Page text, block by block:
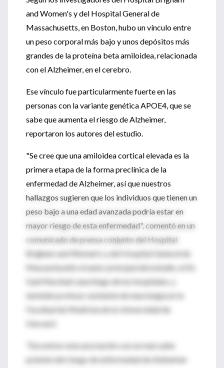
and Women's y del Hospital General de
Massachusetts, en Boston, hubo un vínculo entre
un peso corporal más bajo y unos depósitos más
grandes de la proteína beta amiloidea, relacionada
con el Alzheimer, en el cerebro.
Ese vínculo fue particularmente fuerte en las
personas con la variante genética APOE4, que se
sabe que aumenta el riesgo de Alzheimer,
reportaron los autores del estudio.
"Se cree que una amiloidea cortical elevada es la
primera etapa de la forma preclínica de la
enfermedad de Alzheimer, así que nuestros
hallazgos sugieren que los individuos que tienen un
peso bajo a una edad avanzada podría estar en
mayor riesgo de esta enfermedad", comentó en un
comunicado de prensa conjunto del Hospital
Brigham and Women's y del Hospital General de
Massachusetts el autor principal del estudio, el Dr.
Gad Marshall, neurólogo de los hospitales, y
también profesor asistente de neurología en la
Facultad de Medicina de la Universidad de
Harvard.
"Encontrar esta asociación con un marcador
potente del riesgo de enfermedad de Alzheimer